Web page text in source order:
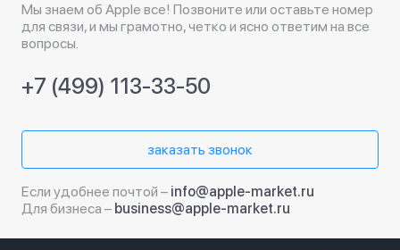
Мы знаем об Apple все! Позвоните или оставьте номер
для связи, и мы грамотно, четко и ясно ответим на все
вопросы.
+7 (499) 113-33-50
заказать звонок
Если удобнее почтой – info@apple-market.ru
Для бизнеса – business@apple-market.ru